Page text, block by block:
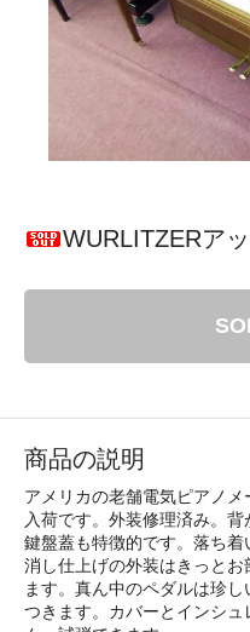
WURLITZERア
商品の説明
アメリカの老舗電気ピアノ
入荷です。外装修理済み。
鍵盤蓋も特徴的です。落ち
消し仕上げの外装はきっと
ます。真ん中のペダルは珍
つきます。カバーとインシ